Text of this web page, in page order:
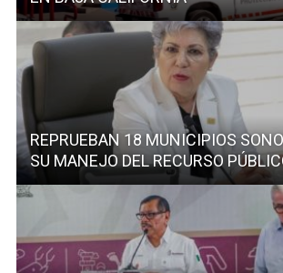
REPRUEBAN 18 MUNICIPIOS
SU MANEJO DEL RECURSO